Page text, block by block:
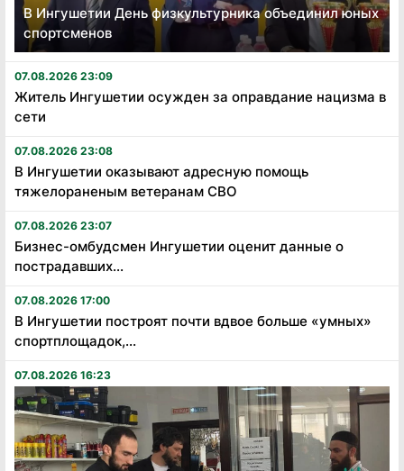
В Ингушетии День физкультурника объединил юных
спортсменов
07.08.2026 23:09
Житель Ингушетии осужден за оправдание нацизма в
сети
07.08.2026 23:08
В Ингушетии оказывают адресную помощь
тяжелораненым ветеранам СВО
07.08.2026 23:07
Бизнес-омбудсмен Ингушетии оценит данные о
пострадавших...
07.08.2026 17:00
В Ингушетии построят почти вдвое больше «умных»
спортплощадок,...
07.08.2026 16:23